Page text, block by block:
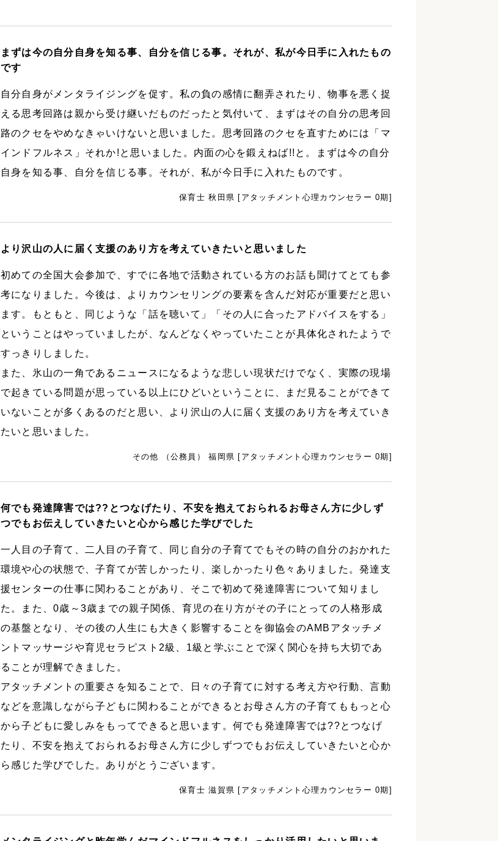
まずは今の自分自身を知る事、自分を信じる事。それが、私が今日手に入れたもの
です
自分自身がメンタライジングを促す。私の負の感情に翻弄されたり、物事を悪く捉
える思考回路は親から受け継いだものだったと気付いて、まずはその自分の思考回
路のクセをやめなきゃいけないと思いました。思考回路のクセを直すためには「マ
インドフルネス」それか!と思いました。内面の心を鍛えねば!!と。まずは今の自分
自身を知る事、自分を信じる事。それが、私が今日手に入れたものです。
保育士 秋田県 [アタッチメント心理カウンセラー 0期]
より沢山の人に届く支援のあり方を考えていきたいと思いました
初めての全国大会参加で、すでに各地で活動されている方のお話も聞けてとても参
考になりました。今後は、よりカウンセリングの要素を含んだ対応が重要だと思い
ます。もともと、同じような「話を聴いて」「その人に合ったアドバイスをする」
ということはやっていましたが、なんどなくやっていたことが具体化されたようで
すっきりしました。
また、氷山の一角であるニュースになるような悲しい現状だけでなく、実際の現場
で起きている問題が思っている以上にひどいということに、まだ見ることができて
いないことが多くあるのだと思い、より沢山の人に届く支援のあり方を考えていき
たいと思いました。
その他 （公務員） 福岡県 [アタッチメント心理カウンセラー 0期]
何でも発達障害では??とつなげたり、不安を抱えておられるお母さん方に少しず
つでもお伝えしていきたいと心から感じた学びでした
一人目の子育て、二人目の子育て、同じ自分の子育てでもその時の自分のおかれた
環境や心の状態で、子育てが苦しかったり、楽しかったり色々ありました。発達支
援センターの仕事に関わることがあり、そこで初めて発達障害について知りまし
た。また、0歳～3歳までの親子関係、育児の在り方がその子にとっての人格形成
の基盤となり、その後の人生にも大きく影響することを御協会のAMBアタッチメ
ントマッサージや育児セラピスト2級、1級と学ぶことで深く関心を持ち大切であ
ることが理解できました。
アタッチメントの重要さを知ることで、日々の子育てに対する考え方や行動、言動
などを意識しながら子どもに関わることができるとお母さん方の子育てももっと心
から子どもに愛しみをもってできると思います。何でも発達障害では??とつなげ
たり、不安を抱えておられるお母さん方に少しずつでもお伝えしていきたいと心か
ら感じた学びでした。ありがとうございます。
保育士 滋賀県 [アタッチメント心理カウンセラー 0期]